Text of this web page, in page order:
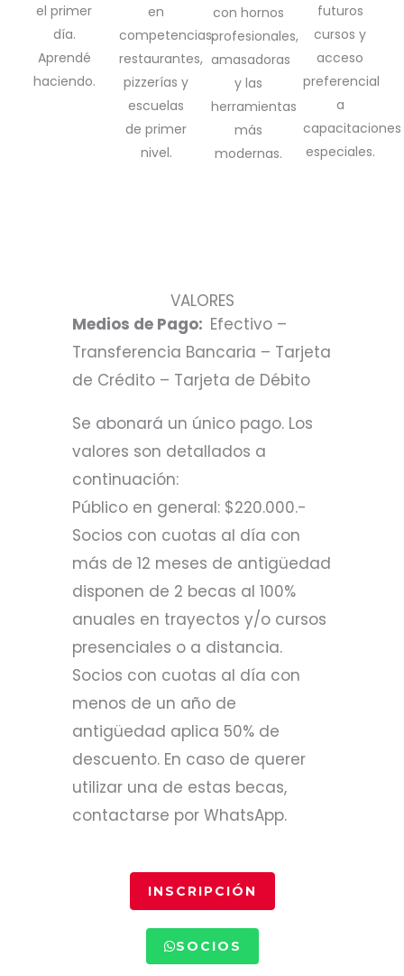
el primer
día.
Aprendé
haciendo.
en
competencias,
restaurantes,
pizzerías y
escuelas
de primer
nivel.
con hornos
profesionales,
amasadoras
y las
herramientas
más
modernas.
futuros
cursos y
acceso
preferencial
a
capacitaciones
especiales.
VALORES
Medios de Pago: Efectivo –
Transferencia Bancaria – Tarjeta
de Crédito – Tarjeta de Débito
Se abonará un único pago. Los
valores son detallados a
continuación:
Público en general: $220.000.-
Socios con cuotas al día con
más de 12 meses de antigüedad
disponen de 2 becas al 100%
anuales en trayectos y/o cursos
presenciales o a distancia.
Socios con cuotas al día con
menos de un año de
antigüedad aplica 50% de
descuento. En caso de querer
utilizar una de estas becas,
contactarse por WhatsApp.
INSCRIPCIÓN
SOCIOS